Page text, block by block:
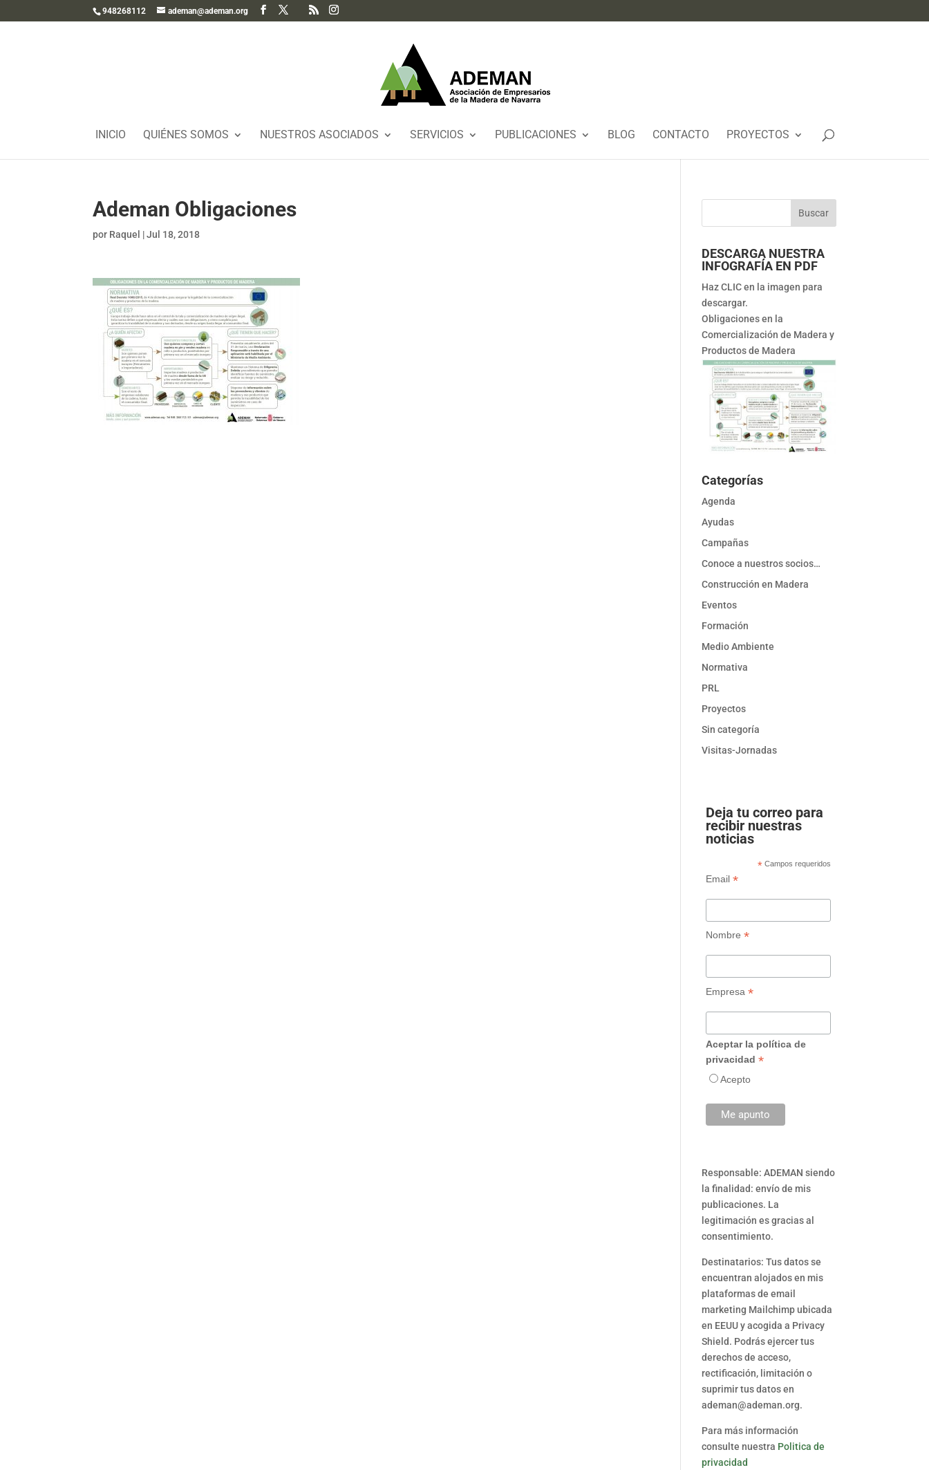
948268112 ademan@ademan.org
INICIO QUIÉNES SOMOS NUESTROS ASOCIADOS SERVICIOS PUBLICACIONES BLOG CONTACTO PROYECTOS
Ademan Obligaciones
por Raquel |Jul 18, 2018
DESCARGA NUESTRA
INFOGRAFÍA EN PDF
Haz CLIC en la imagen para
descargar.
Obligaciones en la
Comercialización de Madera y
Productos de Madera
Categorías
Agenda
Ayudas
Campañas
Conoce a nuestros socios…
Construcción en Madera
Eventos
Formación
Medio Ambiente
Normativa
PRL
Proyectos
Sin categoría
Visitas-Jornadas
Deja tu correo para
recibir nuestras
noticias
* Campos requeridos
Email *
Nombre *
Empresa *
Aceptar la política de
privacidad *
Acepto
Responsable: ADEMAN siendo
la finalidad: envío de mis
publicaciones. La
legitimación es gracias al
consentimiento.
Destinatarios: Tus datos se
encuentran alojados en mis
plataformas de email
marketing Mailchimp ubicada
en EEUU y acogida a Privacy
Shield. Podrás ejercer tus
derechos de acceso,
rectificación, limitación o
suprimir tus datos en
ademan@ademan.org.
Para más información
consulte nuestra Politica de
privacidad